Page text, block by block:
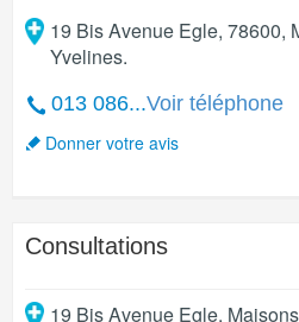
19 Bis Avenue Egle, 78600,
Yvelines.
013 086...Voir téléphone
Donner votre avis
Consultations
19 Bis Avenue Egle,